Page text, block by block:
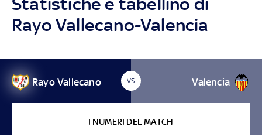
Rayo Vallecano-Valencia
Rayo Vallecano VS Valencia
I NUMERI DEL MATCH